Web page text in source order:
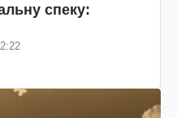
спеку: